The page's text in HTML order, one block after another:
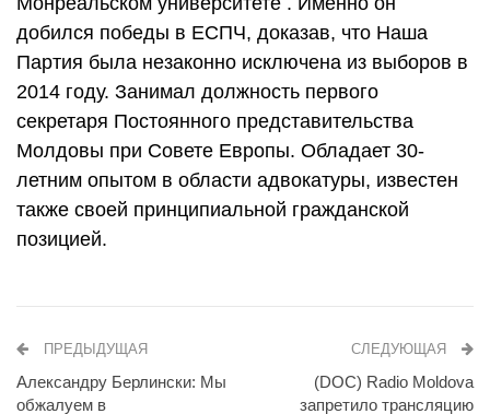
добился победы в ЕСПЧ, доказав, что Наша
Партия была незаконно исключена из выборов в
2014 году. Занимал должность первого
секретаря Постоянного представительства
Молдовы при Совете Европы. Обладает 30-
летним опытом в области адвокатуры, известен
также своей принципиальной гражданской
позицией.
ПРЕДЫДУЩАЯ
Александру Берлински: Мы
обжалуем в
СЛЕДУЮЩАЯ
(DOC) Radio Moldova
запретило трансляцию